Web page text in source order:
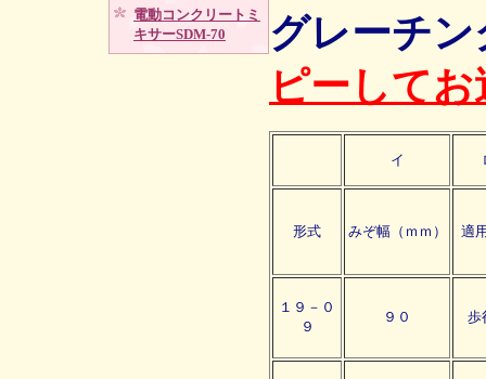
電動コンクリートミ
キサーSDM-70
グレーチ
ピーして
イ
形式 みぞ幅（ｍｍ） 適
１９－０
９
９０ 歩